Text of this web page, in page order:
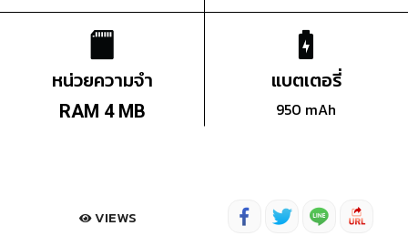
หน่วยความจำ
RAM 4 MB
แบตเตอรี่
950 mAh
VIEWS